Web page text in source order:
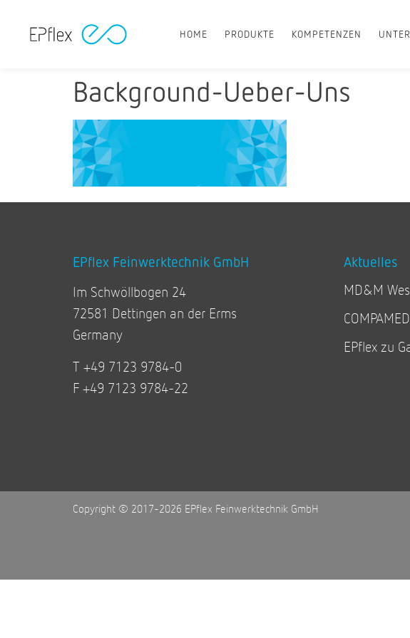
HOME PRODUKTE KOMPETENZEN
Background-Ueber-Uns
EPflex Feinwerktechnik GmbH
Im Schwöllbogen 24
72581 Dettingen an der Erms
Germany
T +49 7123 9784-0
F +49 7123 9784-22
Aktuelles
MD&M
EPflex zu
Copyright © 2017-2026 EPflex Feinwerktechnik GmbH